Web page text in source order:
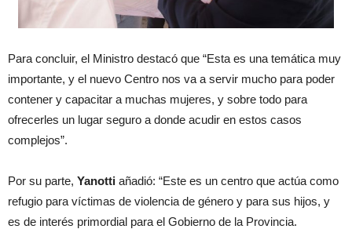
Para concluir, el Ministro destacó que “Esta es una temática muy
importante, y el nuevo Centro nos va a servir mucho para poder
contener y capacitar a muchas mujeres, y sobre todo para
ofrecerles un lugar seguro a donde acudir en estos casos
complejos”.
Por su parte, Yanotti añadió: “Este es un centro que actúa como
refugio para víctimas de violencia de género y para sus hijos, y
es de interés primordial para el Gobierno de la Provincia.